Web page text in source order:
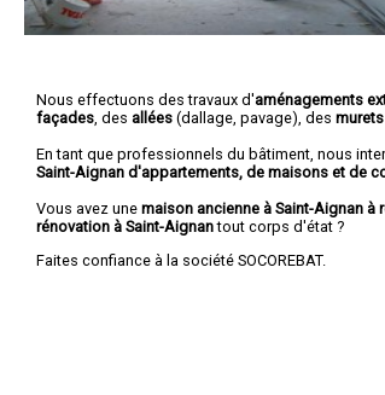
Nous effectuons des travaux d'aménagements
façades , des allées (dallage, pavage), des murets
En tant que professionnels du bâtiment, nous
Saint-Aignan d'appartements, de maisons et de
Vous avez une maison ancienne à Saint-Aignan à
rénovation à Saint-Aignantout corps d'état ?
Faites confiance à la société SOCOREBAT.